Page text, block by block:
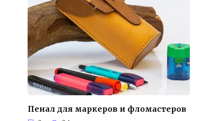
Пенал для маркеров и фломастеров